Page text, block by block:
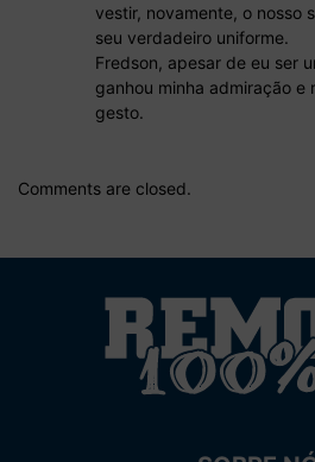
vestir, novamente, o nosso
seu verdadeiro uniforme.
Fredson, apesar de eu ser
ganhou minha admiração e
gesto.
Comments are closed.